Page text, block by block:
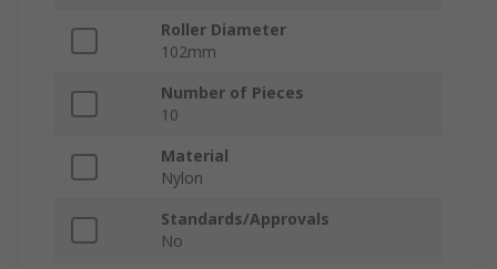
Roller Diameter
102mm
Number of Pieces
10
Material
Nylon
Standards/Approvals
No